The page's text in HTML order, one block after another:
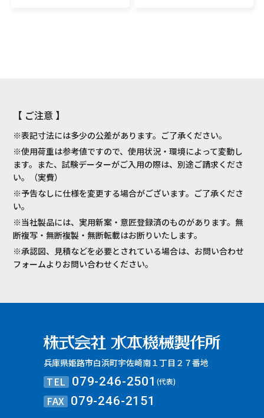
【 ご注意 】
※表記寸法には多少の公差があります。ご了承ください。
※使用荷重は参考値ですので、使用状況・環境によって変動し
ます。また、試験データーがご入用の際は、別途ご請求くださ
い。（実費）
※予告なしに仕様を変更する場合がございます。ご了承くださ
い。
※当社製品には、実用新案・意匠登録済のものがあります。無
断複写・無断複製・無断転載はお断りいたします。
※承認図、見積などを必要とされている場合は、お問い合わせ
フォームよりお問い合わせください。
兵庫県姫路市白浜町宇佐崎南１丁目２７番地
TEL 079-246-2501(代表)
FAX 079-246-2151